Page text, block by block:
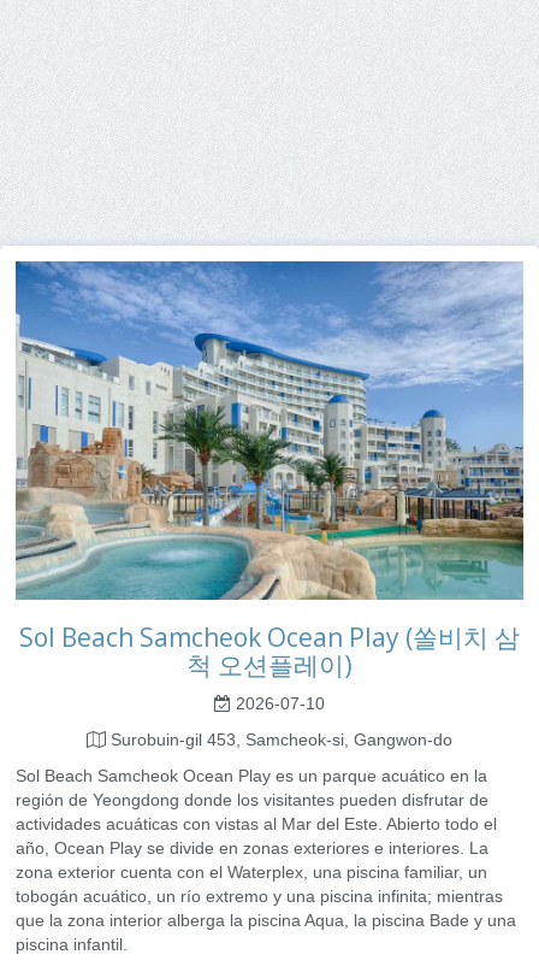
Sol Beach Samcheok Ocean Play (쏠비치 삼
척 오션플레이)
2026-07-10
Surobuin-gil 453, Samcheok-si, Gangwon-do
Sol Beach Samcheok Ocean Play es un parque acuático en la
región de Yeongdong donde los visitantes pueden disfrutar de
actividades acuáticas con vistas al Mar del Este. Abierto todo el
año, Ocean Play se divide en zonas exteriores e interiores. La
zona exterior cuenta con el Waterplex, una piscina familiar, un
tobogán acuático, un río extremo y una piscina infinita; mientras
que la zona interior alberga la piscina Aqua, la piscina Bade y una
piscina infantil.